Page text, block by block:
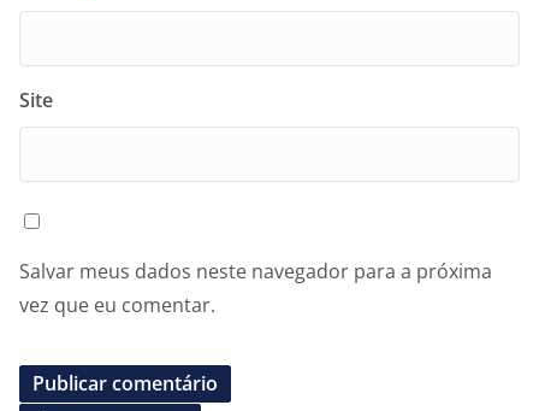
Site
Salvar meus dados neste navegador para a próxima
vez que eu comentar.